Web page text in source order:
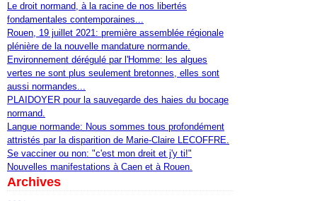
Le droit normand, à la racine de nos libertés
fondamentales contemporaines...
Rouen, 19 juillet 2021: première assemblée régionale
plénière de la nouvelle mandature normande.
Environnement dérégulé par l'Homme: les algues
vertes ne sont plus seulement bretonnes, elles sont
aussi normandes...
PLAIDOYER pour la sauvegarde des haies du bocage
normand.
Langue normande: Nous sommes tous profondément
attristés par la disparition de Marie-Claire LECOFFRE.
Se vacciner ou non: "c'est mon dreit et j'y ti!"
Nouvelles manifestations à Caen et à Rouen.
Archives